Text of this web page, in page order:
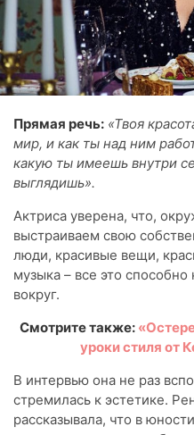
Прямая речь: «Твоя
мир, и как ты над ним
какую ты имеешь внутри
выглядишь».
Актриса уверена, что,
выстраиваем свою
люди, красивые вещи,
музыка – все это
вокруг.
Смотрите также:
уроки стиля от
В интервью она не раз
стремилась к эстетике.
рассказывала, что в